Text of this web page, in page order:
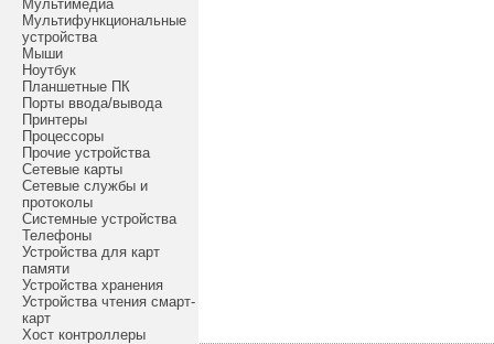
Мультимедиа
Мультифункциональные
устройства
Мыши
Ноутбук
Планшетные ПК
Порты ввода/вывода
Принтеры
Процессоры
Прочие устройства
Сетевые карты
Сетевые службы и
протоколы
Системные устройства
Телефоны
Устройства для карт
памяти
Устройства хранения
Устройства чтения смарт-
карт
Хост контроллеры